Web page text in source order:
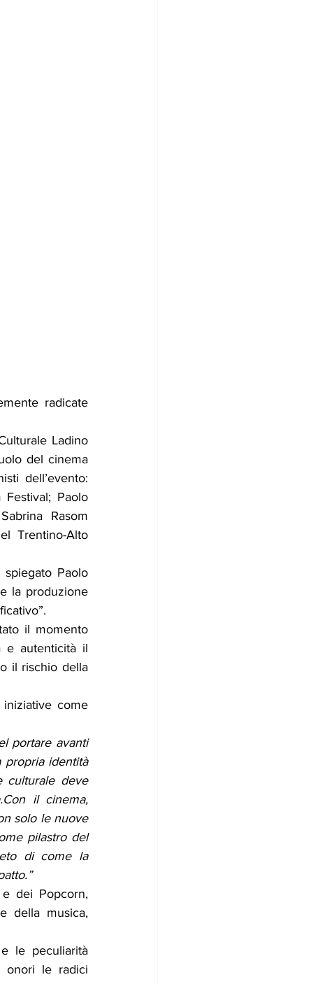
radicate
Ladino
del cinema
dell’evento:
Paolo
Rasom
Trentino-Alto
Paolo
la produzione
il momento
e autenticità il
il rischio della
come
portare avanti
propria identità
culturale deve
il cinema,
solo le nuove
pilastro del
di come la
dei Popcorn,
della musica,
le peculiarità
onori le radici